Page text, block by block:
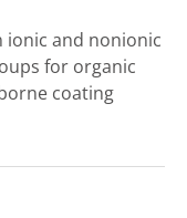
ionic and nonionic
for organic
coating